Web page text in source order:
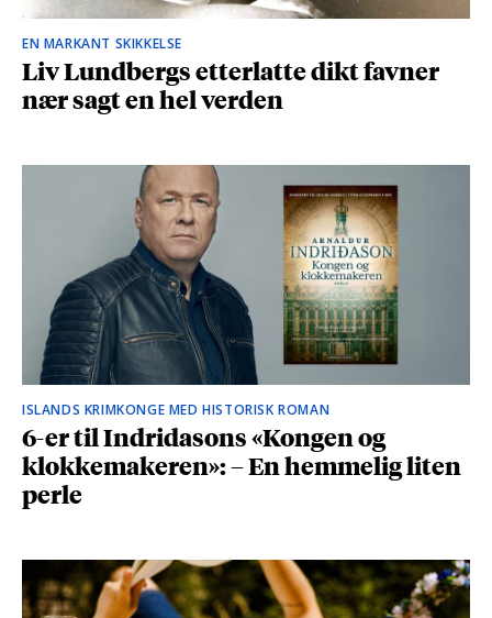
EN MARKANT SKIKKELSE
Liv Lundbergs etterlatte dikt favner
nær sagt en hel verden
ISLANDS KRIMKONGE MED HISTORISK ROMAN
6-er til Indridasons «Kongen og
klokkemakeren»: – En hemmelig liten
perle